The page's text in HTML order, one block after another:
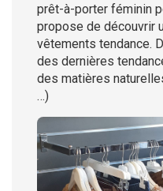
prêt-à-porter féminin
propose de découvrir
vêtements tendance.
des dernières
des matières
…)